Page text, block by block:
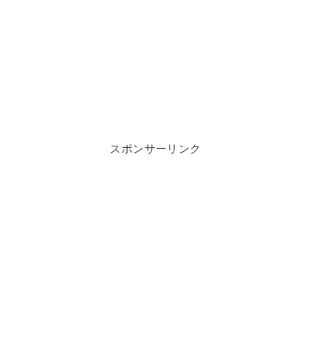
スポンサーリンク